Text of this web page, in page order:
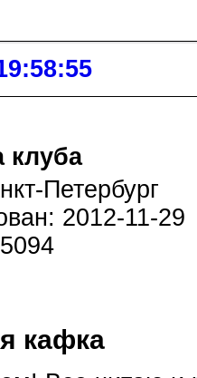
клуба
Петербург
2012-11-29
кафка